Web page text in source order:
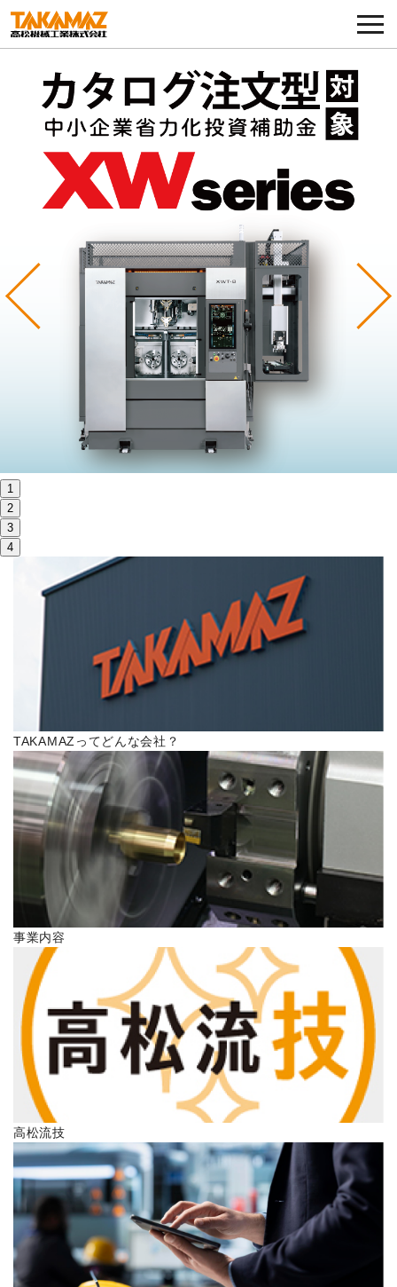
各種お問い合わせ・部品注文
採用に関してはこちらから
企業情報
展示会・イベント
コラム
製品ラインナップ
サステナビリティ
お問い合わせ
高松流技
ご利用に際して
当社のセキュリティへの取り組み
プライバシーポリシー
ENGLISH
Previous
1
2
3
4
TAKAMAZってどんな会社？
事業内容
高松流技